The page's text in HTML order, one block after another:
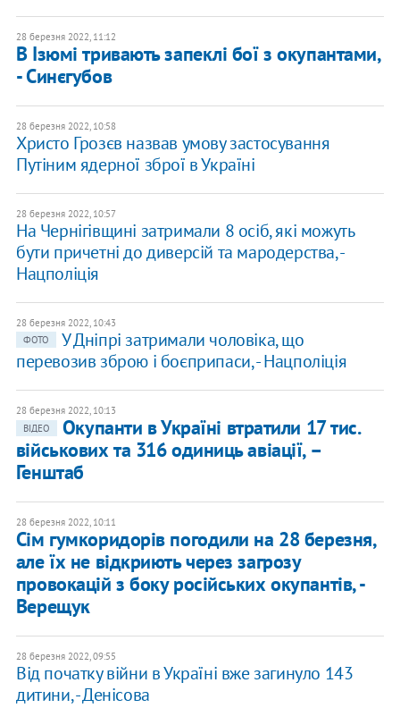
28 березня 2022, 11:12
В Ізюмі тривають запеклі бої з окупантами,
- Синєгубов
28 березня 2022, 10:58
Христо ​Грозєв назвав умову застосування
Путіним ядерної зброї в Україні
28 березня 2022, 10:57
На Чернігівщині затримали 8 осіб, які можуть
бути причетні до диверсій та мародерства, -
Нацполіція
28 березня 2022, 10:43
ФОТО
У Дніпрі затримали чоловіка, що
перевозив зброю і боєприпаси, - Нацполіція
28 березня 2022, 10:13
ВІДЕО
Окупанти в Україні втратили 17 тис.
військових та 316 одиниць авіації, –
Генштаб
28 березня 2022, 10:11
Сім гумкоридорів погодили на 28 березня,
але їх не відкриють через загрозу
провокацій з боку російських окупантів, -
Верещук
28 березня 2022, 09:55
Від початку війни в Україні вже загинуло 143
дитини, - Денісова